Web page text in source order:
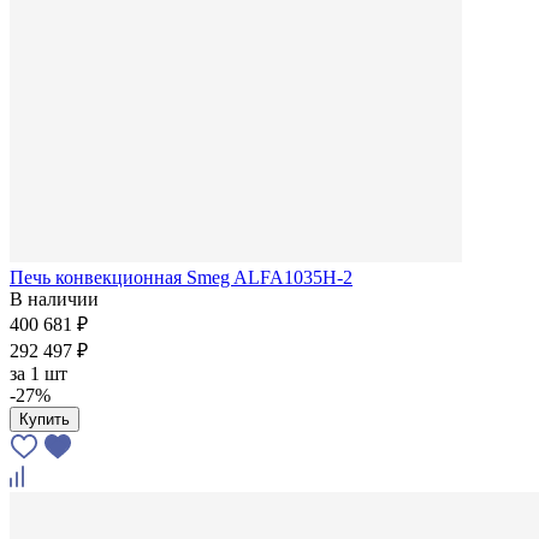
Печь конвекционная Smeg ALFA1035H-2
В наличии
400 681 ₽
292 497 ₽
за 1 шт
-27%
Купить